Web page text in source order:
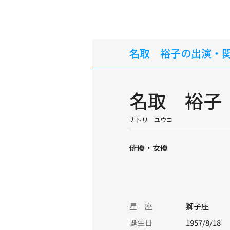
名取 裕子の出演・
名取 裕子
ナトリ ユウコ
俳優・女優
星 座
獅子座
誕生日
1957/8/18